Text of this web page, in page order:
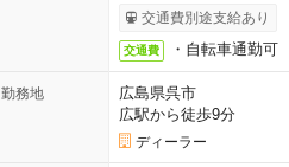
交通費別途支給あり
交通費 ・自転車通勤可
勤務地
広島県呉市
広駅から徒歩9分
ディーラー